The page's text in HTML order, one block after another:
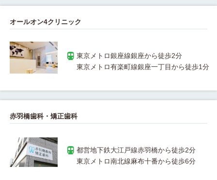
オールオン4クリニック
赤羽橋歯科・矯正歯科